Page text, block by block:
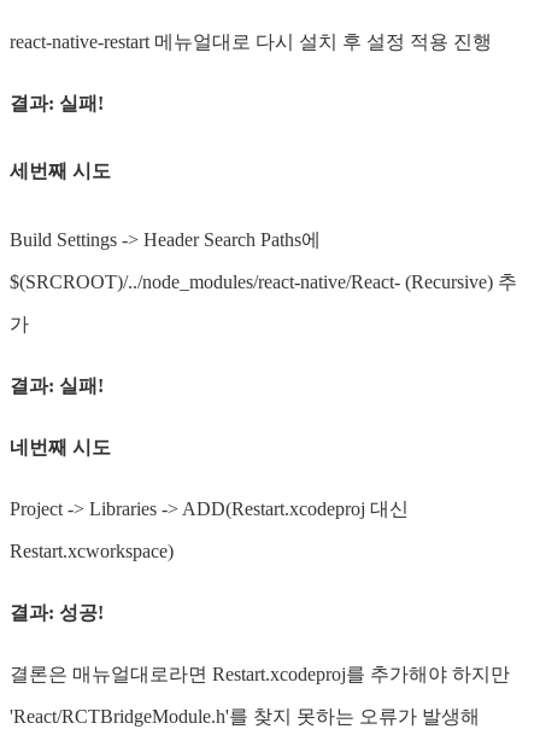
react-native-restart 메뉴얼대로 다시 설치 후 설정 적용 진행
결과: 실패!
세번째 시도
Build Settings -> Header Search Paths에
$(SRCROOT)/../node_modules/react-native/React- (Recursive) 추
가
결과: 실패!
네번째 시도
Project -> Libraries -> ADD(Restart.xcodeproj 대신
Restart.xcworkspace)
결과: 성공!
결론은 매뉴얼대로라면 Restart.xcodeproj를 추가해야 하지만
'React/RCTBridgeModule.h'를 찾지 못하는 오류가 발생해